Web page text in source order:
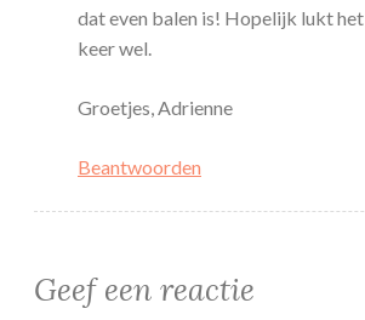
dat even balen is! Hopelijk lukt
keer wel.
Groetjes, Adrienne
Beantwoorden
Geef een reactie